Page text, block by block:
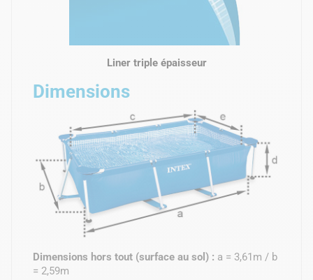
Liner triple épaisseur
Dimensions
Dimensions hors tout (surface au sol) : a = 3,61m / b
= 2,59m